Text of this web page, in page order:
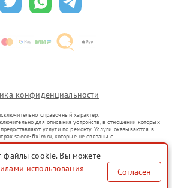
конфиденциальности
справочный характер.
для описания устройств, в отношении которых
услуги по ремонту. Услуги оказываются в
saeco-fixim.ru, которые не связаны с
или их официальными представителями.
уже введенных в гражданский оборот в соответствии
преследует цели индивидуализации услуг или введения
для информирования о предоставляемых услугах по
файлы cookie. Вы можете
использования
Согласен